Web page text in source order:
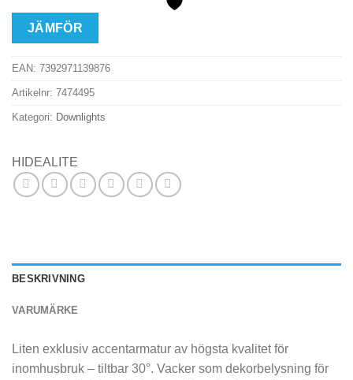
JÄMFÖR
EAN: 7392971139876
Artikelnr: 7474495
Kategori: Downlights
HIDEALITE
BESKRIVNING
VARUMÄRKE
Liten exklusiv accentarmatur av högsta kvalitet för
inomhusbruk – tiltbar 30°. Vacker som dekorbelysning för